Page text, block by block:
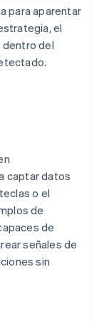
para aparentar
el
dentro del
captar datos
o el
de
de
señales de
sin